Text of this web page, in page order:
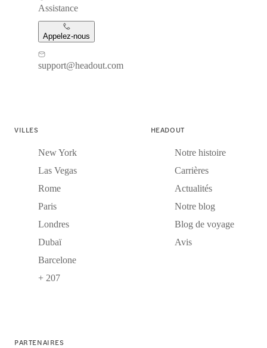
Assistance
Appelez-nous
support@headout.com
VILLES
New York
Las Vegas
Rome
Paris
Londres
Dubaï
Barcelone
+ 207
HEADOUT
Notre histoire
Carrières
Actualités
Notre blog
Blog de voyage
Avis
PARTENAIRES